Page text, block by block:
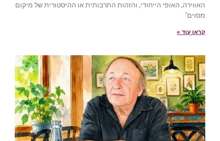
האווירה, האופי הייחודי, והזהות התרבותית או ההיסטורית של מיקום
מסוים"
קראו עוד »